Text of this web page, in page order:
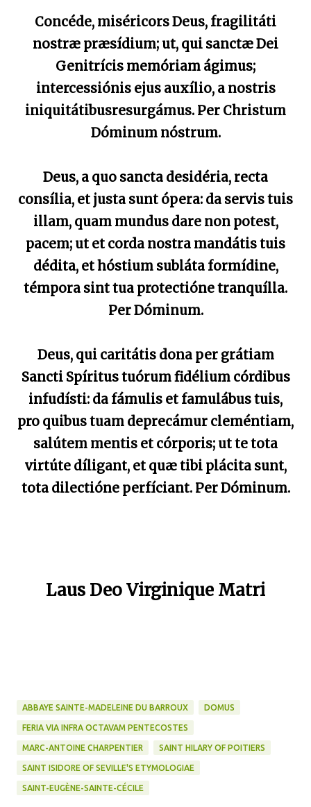
Concéde, miséricors Deus, fragilitáti
nostræ præsídium; ut, qui sanctæ Dei
Genitrícis memóriam ágimus;
intercessiónis ejus auxílio, a nostris
iniquitátibusresurgámus. Per Christum
Dóminum nóstrum.
Deus, a quo sancta desidéria, recta
consília, et justa sunt ópera: da servis tuis
illam, quam mundus dare non potest,
pacem; ut et corda nostra mandátis tuis
dédita, et hóstium subláta formídine,
témpora sint tua protectióne tranquílla.
Per Dóminum.
Deus, qui caritátis dona per grátiam
Sancti Spíritus tuórum fidélium córdibus
infudísti: da fámulis et famulábus tuis,
pro quibus tuam deprecámur cleméntiam,
salútem mentis et córporis; ut te tota
virtúte díligant, et quæ tibi plácita sunt,
tota dilectióne perfíciant. Per Dóminum.
Laus Deo Virginique Matri
ABBAYE SAINTE-MADELEINE DU BARROUX DOMUS
FERIA VIA INFRA OCTAVAM PENTECOSTES
MARC-ANTOINE CHARPENTIER SAINT HILARY OF POITIERS
SAINT ISIDORE OF SEVILLE'S ETYMOLOGIAE
SAINT-EUGÈNE-SAINTE-CÉCILE